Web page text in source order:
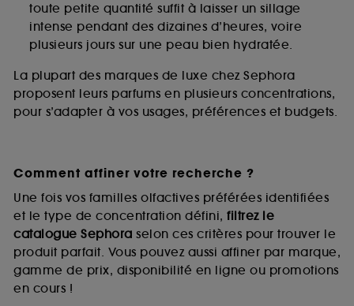
toute petite quantité suffit à laisser un sillage
intense pendant des dizaines d’heures, voire
plusieurs jours sur une peau bien hydratée.
La plupart des marques de luxe chez Sephora
proposent leurs parfums en plusieurs concentrations,
pour s’adapter à vos usages, préférences et budgets.
Comment affiner votre recherche ?
Une fois vos familles olfactives préférées identifiées
et le type de concentration défini, filtrez le
catalogue Sephora selon ces critères pour trouver le
produit parfait. Vous pouvez aussi affiner par marque,
gamme de prix, disponibilité en ligne ou promotions
en cours !